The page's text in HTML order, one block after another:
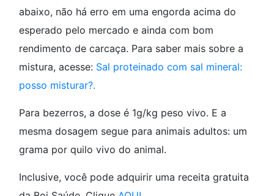
abaixo, não há erro em uma engorda acima do
esperado pelo mercado e ainda com bom
rendimento de carcaça. Para saber mais sobre a
mistura, acesse: Sal proteinado com sal mineral:
posso misturar?.
Para bezerros, a dose é 1g/kg peso vivo. E a
mesma dosagem segue para animais adultos: um
grama por quilo vivo do animal.
Inclusive, você pode adquirir uma receita gratuita